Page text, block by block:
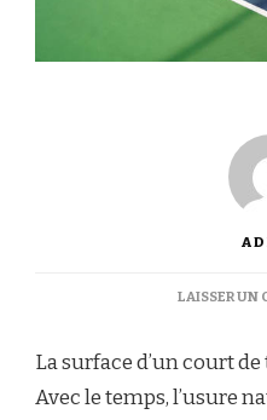
LAISSER UN
La surface d’un court
Avec le temps, l’usure